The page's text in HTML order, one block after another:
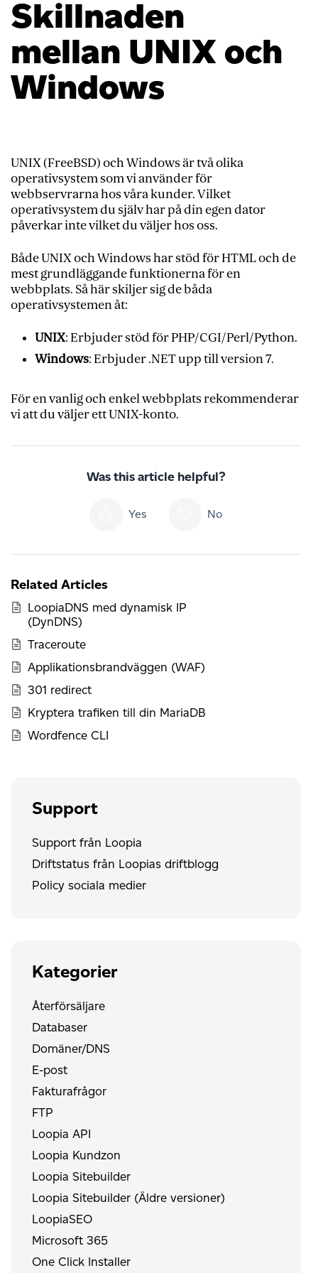
Skillnaden
mellan UNIX och
Windows
UNIX (FreeBSD) och Windows är två olika
operativsystem som vi använder för
webbservrarna hos våra kunder. Vilket
operativsystem du själv har på din egen dator
påverkar inte vilket du väljer hos oss.
Både UNIX och Windows har stöd för HTML och de
mest grundläggande funktionerna för en
webbplats. Så här skiljer sig de båda
operativsystemen åt:
UNIX: Erbjuder stöd för PHP/CGI/Perl/Python.
Windows: Erbjuder .NET upp till version 7.
För en vanlig och enkel webbplats rekommenderar
vi att du väljer ett UNIX-konto.
Was this article helpful?
Yes No
Related Articles
LoopiaDNS med dynamisk IP
(DynDNS)
Traceroute
Applikationsbrandväggen (WAF)
301 redirect
Kryptera trafiken till din MariaDB
Wordfence CLI
Support
Support från Loopia
Driftstatus från Loopias driftblogg
Policy sociala medier
Kategorier
Återförsäljare
Databaser
Domäner/DNS
E-post
Fakturafrågor
FTP
Loopia API
Loopia Kundzon
Loopia Sitebuilder
Loopia Sitebuilder (Äldre versioner)
LoopiaSEO
Microsoft 365
One Click Installer